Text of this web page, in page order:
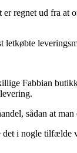
regnet ud fra at
Fabbian
sådan at man
i nogle